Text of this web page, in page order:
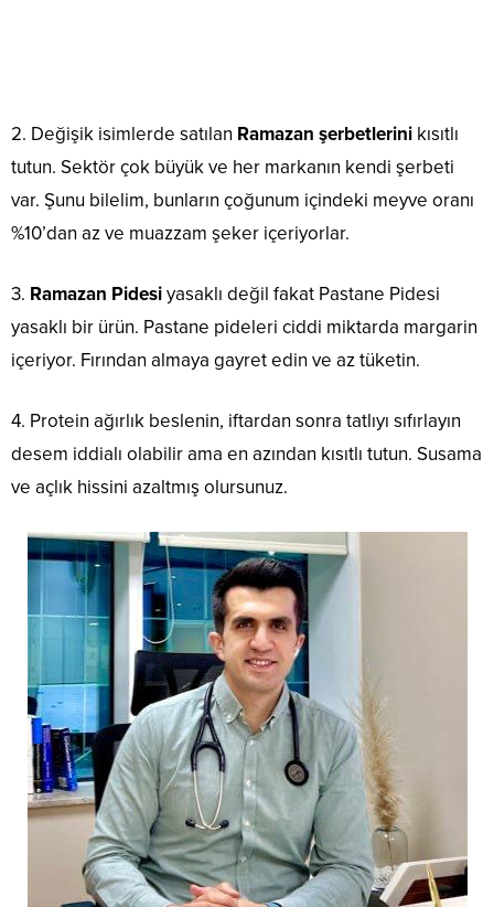
2. Değişik isimlerde satılan Ramazan şerbetlerini kısıtlı
tutun. Sektör çok büyük ve her markanın kendi şerbeti
var. Şunu bilelim, bunların çoğunum içindeki meyve oranı
%10’dan az ve muazzam şeker içeriyorlar.
3. Ramazan Pidesiyasaklı değil fakat Pastane Pidesi
yasaklı bir ürün. Pastane pideleri ciddi miktarda margarin
içeriyor. Fırından almaya gayret edin ve az tüketin.
4. Protein ağırlık beslenin, iftardan sonra tatlıyı sıfırlayın
desem iddialı olabilir ama en azından kısıtlı tutun. Susama
ve açlık hissini azaltmış olursunuz.